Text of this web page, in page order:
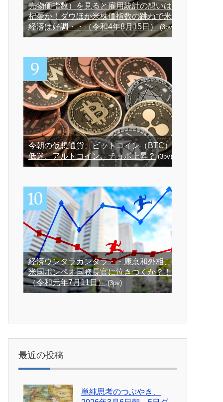
売物価指数）を見ると雇用統計の想いは
杞憂か！ダウほか米株価指数の跳ねで米
経済は好調・・（令和4年8月15日）(3pv)
今朝の仮想通貨、ビットコイン（BTC）
低迷、アルトコイン、チョボ上昇？(3pv)
経済ウンタラカンタラ・・康京和外相、
米国ポンペオ国務長官に泣きつくか？！
（令和元年7月11日）(3pv)
最近の投稿
単純思考のつぶやき、